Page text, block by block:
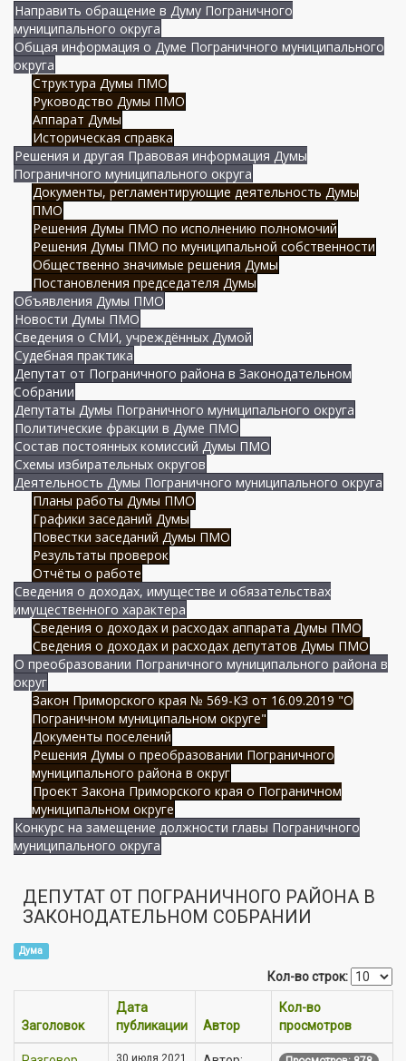
Направить обращение в Думу Пограничного
муниципального округа
Общая информация о Думе Пограничного муниципального
округа
Структура Думы ПМО
Руководство Думы ПМО
Аппарат Думы
Историческая справка
Решения и другая Правовая информация Думы
Пограничного муниципального округа
Документы, регламентирующие деятельность Думы
ПМО
Решения Думы ПМО по исполнению полномочий
Решения Думы ПМО по муниципальной собственности
Общественно значимые решения Думы
Постановления председателя Думы
Объявления Думы ПМО
Новости Думы ПМО
Сведения о СМИ, учреждённых Думой
Судебная практика
Депутат от Пограничного района в Законодательном
Собрании
Депутаты Думы Пограничного муниципального округа
Политические фракции в Думе ПМО
Состав постоянных комиссий Думы ПМО
Схемы избирательных округов
Деятельность Думы Пограничного муниципального округа
Планы работы Думы ПМО
Графики заседаний Думы
Повестки заседаний Думы ПМО
Результаты проверок
Отчёты о работе
Сведения о доходах, имуществе и обязательствах
имущественного характера
Сведения о доходах и расходах аппарата Думы ПМО
Сведения о доходах и расходах депутатов Думы ПМО
О преобразовании Пограничного муниципального района в
округ
Закон Приморского края № 569-КЗ от 16.09.2019 "О
Пограничном муниципальном округе"
Документы поселений
Решения Думы о преобразовании Пограничного
муниципального района в округ
Проект Закона Приморского края о Пограничном
муниципальном округе
Конкурс на замещение должности главы Пограничного
муниципального округа
ДЕПУТАТ ОТ ПОГРАНИЧНОГО РАЙОНА В
ЗАКОНОДАТЕЛЬНОМ СОБРАНИИ
Дума
Кол-во строк:
Заголовок
Дата
публикации
Автор
Кол-во
просмотров
30 июля 2021